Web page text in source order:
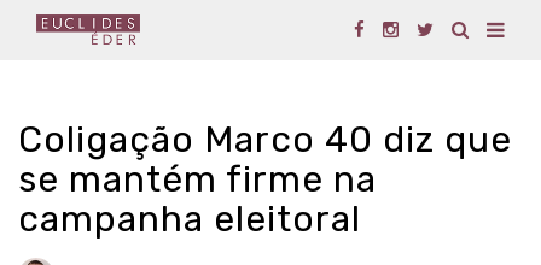
Coligação Marco 40 diz que
se mantém firme na
campanha eleitoral